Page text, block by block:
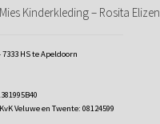
Kinderkleding – Rosita Elizen
7333 HS te Apeldoorn
Veluwe en Twente: 08124599